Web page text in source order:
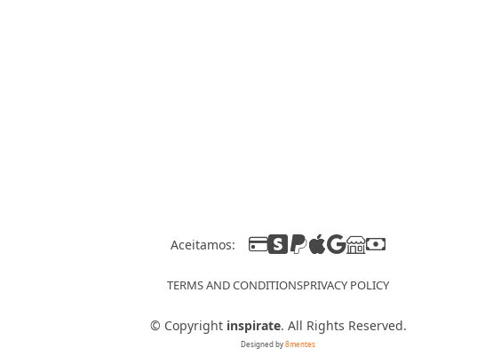
Aceitamos:
TERMS AND CONDITIONSPRIVACY POLICY
© Copyright inspirate. All Rights Reserved.
Designed by8mentes